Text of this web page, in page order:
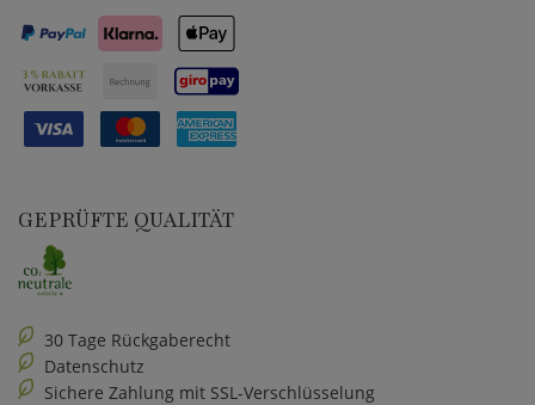
GEPRÜFTE QUALITÄT
30 Tage Rückgaberecht
Datenschutz
Sichere Zahlung mit SSL-Verschlüsselung